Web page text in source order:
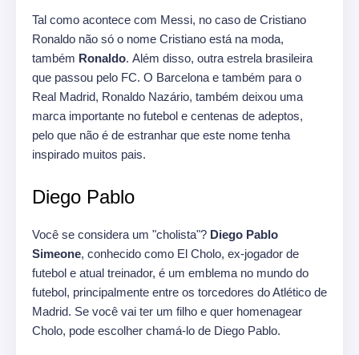
Tal como acontece com Messi, no caso de Cristiano
Ronaldo não só o nome Cristiano está na moda,
também Ronaldo. Além disso, outra estrela brasileira
que passou pelo FC. O Barcelona e também para o
Real Madrid, Ronaldo Nazário, também deixou uma
marca importante no futebol e centenas de adeptos,
pelo que não é de estranhar que este nome tenha
inspirado muitos pais.
Diego Pablo
Você se considera um "cholista"? Diego Pablo
Simeone, conhecido como El Cholo, ex-jogador de
futebol e atual treinador, é um emblema no mundo do
futebol, principalmente entre os torcedores do Atlético de
Madrid. Se você vai ter um filho e quer homenagear
Cholo, pode escolher chamá-lo de Diego Pablo.